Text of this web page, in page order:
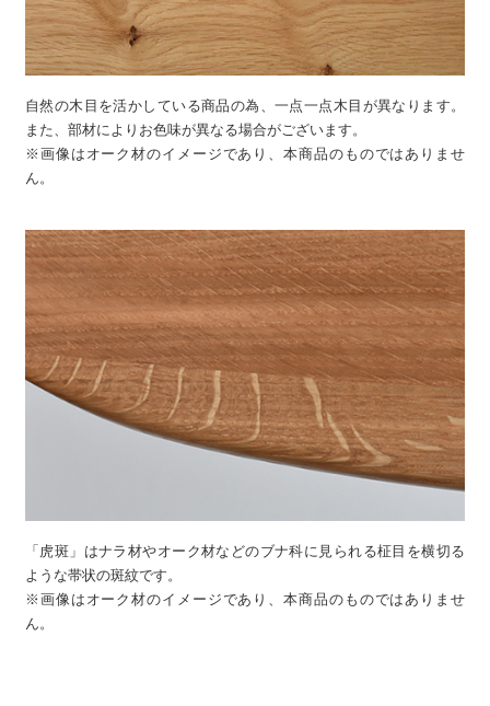
自然の木目を活かしている商品の為、一点一点木目が異なります。
また、部材によりお色味が異なる場合がございます。
※画像はオーク材のイメージであり、本商品のものではありませ
ん。
「虎斑」はナラ材やオーク材などのブナ科に見られる柾目を横切る
ような帯状の斑紋です。
※画像はオーク材のイメージであり、本商品のものではありませ
ん。